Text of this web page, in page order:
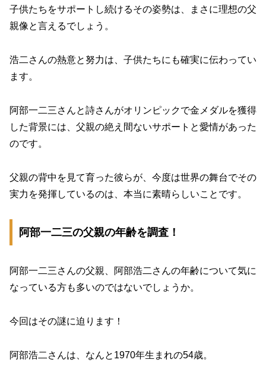
子供たちをサポートし続けるその姿勢は、まさに理想の父
親像と言えるでしょう。
浩二さんの熱意と努力は、子供たちにも確実に伝わってい
ます。
阿部一二三さんと詩さんがオリンピックで金メダルを獲得
した背景には、父親の絶え間ないサポートと愛情があった
のです。
父親の背中を見て育った彼らが、今度は世界の舞台でその
実力を発揮しているのは、本当に素晴らしいことです。
阿部一二三の父親の年齢を調査！
阿部一二三さんの父親、阿部浩二さんの年齢について気に
なっている方も多いのではないでしょうか。
今回はその謎に迫ります！
阿部浩二さんは、なんと1970年生まれの54歳。